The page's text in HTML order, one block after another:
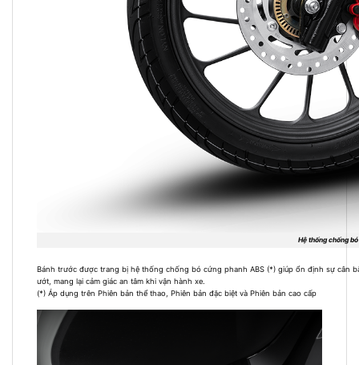
Hệ thống chống
Bánh trước được trang bị hệ thống chống bó cứng phanh ABS (*) giúp ổn định sự
ướt, mang lại cảm giác an tâm khi vận hành xe.
(*) Áp dụng trên Phiên bản thể thao, Phiên bản đặc biệt và Phiên bản cao cấp